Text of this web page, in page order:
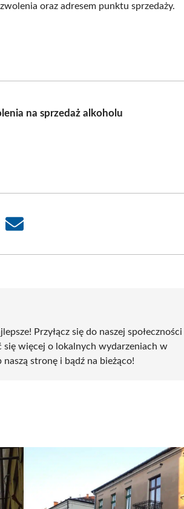
oraz adresem punktu sprzedaży.
na sprzedaż alkoholu
Share
Przyłącz się do naszej społeczności
się więcej o lokalnych wydarzeniach w
stronę i bądź na bieżąco!